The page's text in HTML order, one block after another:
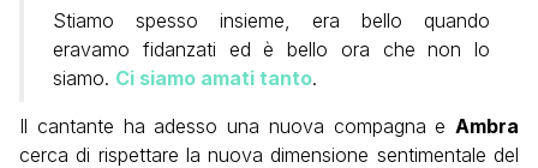
Stiamo spesso insieme, era bello quando
eravamo fidanzati ed è bello ora che non lo
siamo. Ci siamo amati tanto.
Il cantante ha adesso una nuova compagna e Ambra
cerca di rispettare la nuova dimensione sentimentale del